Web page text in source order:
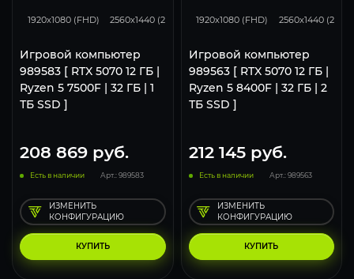
1920x1080 (FHD) 2560x1440 (2K) 3840x2160 (4K)
Игровой компьютер
989583 [ RTX 5070 12 ГБ |
Ryzen 5 7500F | 32 ГБ | 1
ТБ SSD ]
208 869 руб.
Есть в наличии Арт.: 989583
КУПИТЬ
ИЗМЕНИТЬ
КОНФИГУРАЦИЮ
1920x1080 (FHD) 2560x1440 (2K)
Игровой компьютер
989563 [ RTX 5070 12 ГБ |
Ryzen 5 8400F | 32 ГБ | 2
ТБ SSD ]
212 145руб.
Есть в наличии Арт.: 989563
КУПИТЬ
ИЗМЕНИТЬ
КОНФИГУРАЦИЮ